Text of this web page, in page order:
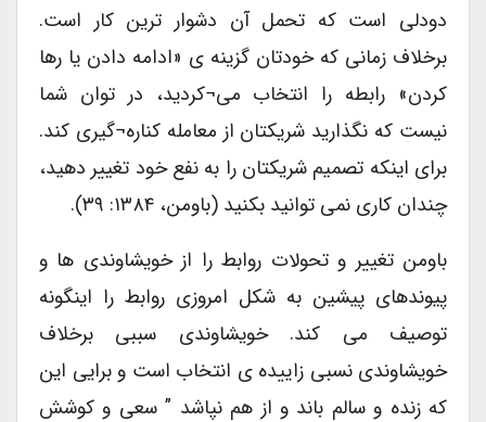
دودلی است که تحمل آن دشوار ترین کار است.
برخلاف زمانی که خودتان گزینه ی «ادامه دادن یا رها
کردن» رابطه را انتخاب می¬کردید، در توان شما
نیست که نگذارید شریکتان از معامله کناره¬گیری کند.
برای اینکه تصمیم شریکتان را به نفع خود تغییر دهید،
چندان کاری نمی توانید بکنید (باومن، ۱۳۸۴: ۳۹).
باومن تغییر و تحولات روابط را از خویشاوندی ها و
پیوندهای پیشین به شکل امروزی روابط را اینگونه
توصیف می کند. خویشاوندی سببی برخلاف
خویشاوندی نسبی زاییده ی انتخاب است و برایی این
که زنده و سالم باند و از هم نپاشد ” سعی و کوشش